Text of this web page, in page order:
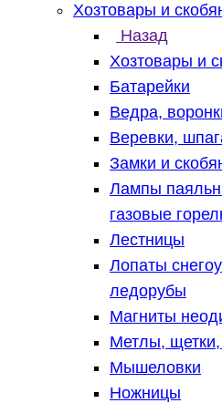
Хозтовары и
Назад
Хозтовары и
Батарейки
Ведра,
Веревки,
Замки и
Лампы
газовые
Лестницы
Лопаты
ледорубы
Магниты
Метлы, щетки,
Мышеловки
Ножницы